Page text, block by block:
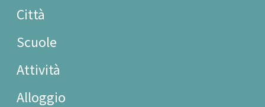
Città
Scuole
Attività
Alloggio